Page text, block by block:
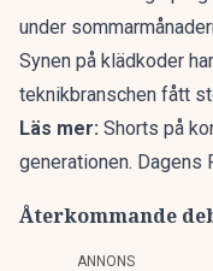
under
Synen på klädkoder
teknikbranschen fått
Läs mer: Shorts på
generationen. Dagens
Återkommande
ANNONS